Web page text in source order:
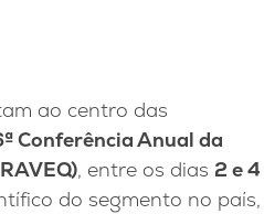
ao centro das
Conferência Anual da
, entre os dias 2 e 4
do segmento no país,